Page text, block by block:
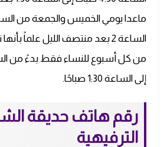
الساعة 2 بعد منتصف الليل علماً
إلى الساعة 1:30 صباحًا.
رقم هاتف حديقة
الترفيهية